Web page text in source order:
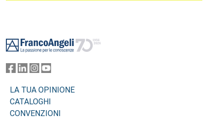
LA TUA OPINIONE
CATALOGHI
CONVENZIONI